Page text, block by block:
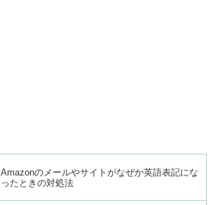
Amazonのメールやサイトがなぜか英語表記にな
ったときの対処法